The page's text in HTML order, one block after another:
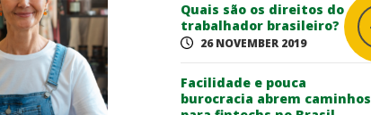
Quais são os direitos do
trabalhador brasileiro?
26 NOVEMBER 2019
Facilidade e pouca
burocracia abrem caminhos